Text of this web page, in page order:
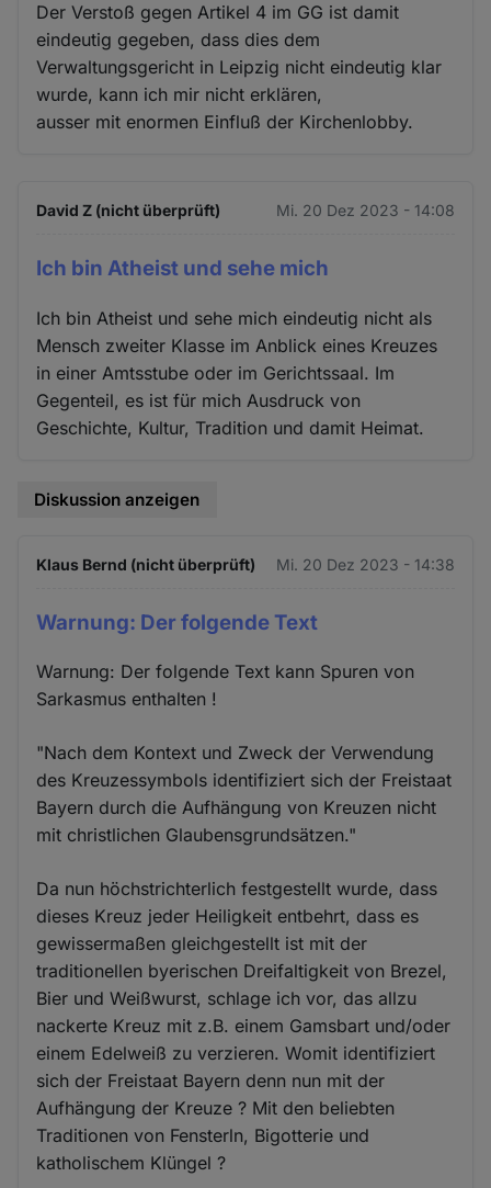
Der Verstoß gegen Artikel 4 im GG ist damit
eindeutig gegeben, dass dies dem
Verwaltungsgericht in Leipzig nicht eindeutig klar
wurde, kann ich mir nicht erklären,
ausser mit enormen Einfluß der Kirchenlobby.
David Z (nicht überprüft) Mi. 20 Dez 2023 - 14:08
Ich bin Atheist und sehe mich
Ich bin Atheist und sehe mich eindeutig nicht als
Mensch zweiter Klasse im Anblick eines Kreuzes
in einer Amtsstube oder im Gerichtssaal. Im
Gegenteil, es ist für mich Ausdruck von
Geschichte, Kultur, Tradition und damit Heimat.
Diskussion anzeigen
Klaus Bernd (nicht überprüft) Mi. 20 Dez 2023 - 14:38
Warnung: Der folgende Text
Warnung: Der folgende Text kann Spuren von
Sarkasmus enthalten !
"Nach dem Kontext und Zweck der Verwendung
des Kreuzessymbols identifiziert sich der Freistaat
Bayern durch die Aufhängung von Kreuzen nicht
mit christlichen Glaubensgrundsätzen."
Da nun höchstrichterlich festgestellt wurde, dass
dieses Kreuz jeder Heiligkeit entbehrt, dass es
gewissermaßen gleichgestellt ist mit der
traditionellen byerischen Dreifaltigkeit von Brezel,
Bier und Weißwurst, schlage ich vor, das allzu
nackerte Kreuz mit z.B. einem Gamsbart und/oder
einem Edelweiß zu verzieren. Womit identifiziert
sich der Freistaat Bayern denn nun mit der
Aufhängung der Kreuze ? Mit den beliebten
Traditionen von Fensterln, Bigotterie und
katholischem Klüngel ?